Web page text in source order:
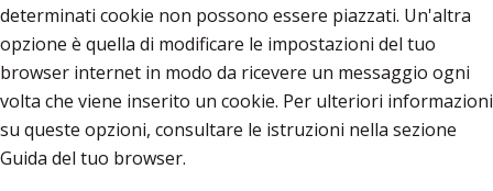
determinati cookie non possono essere piazzati. Un'altra
opzione è quella di modificare le impostazioni del tuo
browser internet in modo da ricevere un messaggio ogni
volta che viene inserito un cookie. Per ulteriori informazioni
su queste opzioni, consultare le istruzioni nella sezione
Guida del tuo browser.